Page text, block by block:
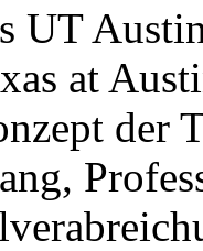
UT
at
der